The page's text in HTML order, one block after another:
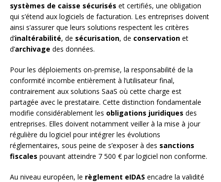
systèmes de caisse sécurisés et certifiés, une obligation
qui s’étend aux logiciels de facturation. Les entreprises doivent
ainsi s’assurer que leurs solutions respectent les critères
d’inaltérabilité, de sécurisation, de conservation et
d’archivage des données.
Pour les déploiements on-premise, la responsabilité de la
conformité incombe entièrement à l’utilisateur final,
contrairement aux solutions SaaS où cette charge est
partagée avec le prestataire. Cette distinction fondamentale
modifie considérablement les obligations juridiques des
entreprises. Elles doivent notamment veiller à la mise à jour
régulière du logiciel pour intégrer les évolutions
réglementaires, sous peine de s’exposer à des sanctions
fiscales pouvant atteindre 7 500 € par logiciel non conforme.
Au niveau européen, le règlement eIDAS encadre la validité